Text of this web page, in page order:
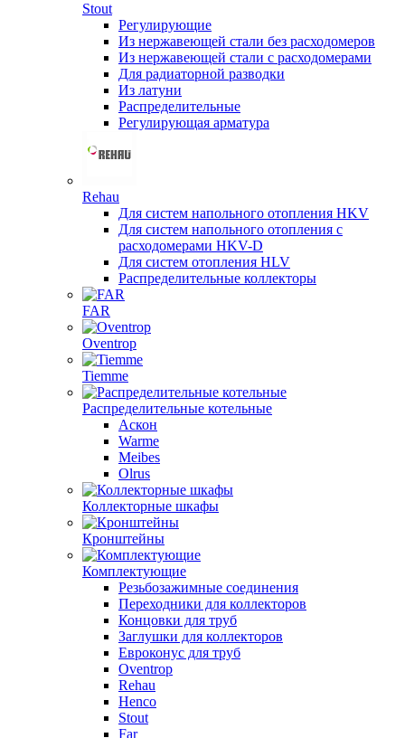
Stout
Регулирующие
Из нержавеющей стали без расходомеров
Из нержавеющей стали с расходомерами
Для радиаторной разводки
Из латуни
Распределительные
Регулирующая арматура
Rehau
Для систем напольного отопления HKV
Для систем напольного отопления с
расходомерами HKV-D
Для систем отопления HLV
Распределительные коллекторы
FAR
Oventrop
Tiemme
Распределительные котельные
Аскон
Warme
Meibes
Olrus
Коллекторные шкафы
Кронштейны
Комплектующие
Резьбозажимные соединения
Переходники для коллекторов
Концовки для труб
Заглушки для коллекторов
Евроконус для труб
Oventrop
Rehau
Henco
Stout
Far